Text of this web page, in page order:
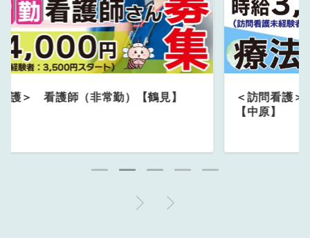
＜訪問看護＞ 理学・作業療法士（非常勤）
＜